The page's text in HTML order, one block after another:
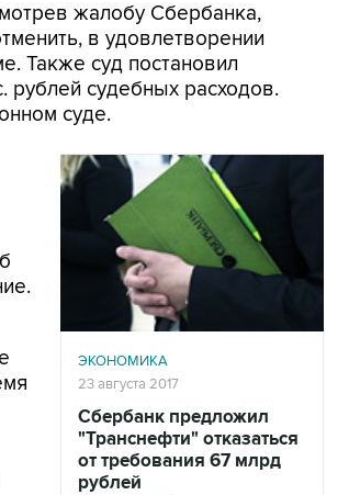
жалобу Сбербанка,
в удовлетворении
Также суд постановил
рублей судебных расходов.
суде.
ЭКОНОМИКА
23 августа 2017
Сбербанк предложил
"Транснефти" отказаться
от требования 67 млрд
рублей